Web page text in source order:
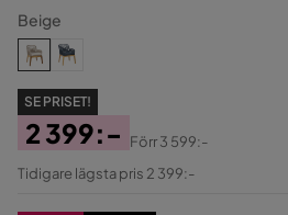
Beige
SE PRISET!
Pris
2 399:-
Original
Förr3 599:-
Tidigare lägsta pris 2 399:-